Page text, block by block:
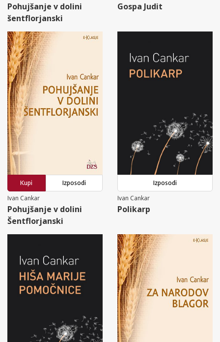
Pohujšanje v dolini
šentflorjanski
Gospa Judit
Kupi
Izposodi
Ivan Cankar
Pohujšanje v dolini
Šentflorjanski
Izposodi
Ivan Cankar
Polikarp